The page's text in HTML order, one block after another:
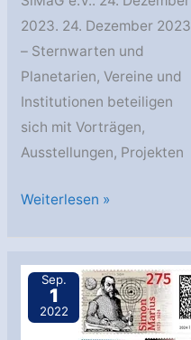
2023. 24. Dezember 2023
– Sternwarten und
Planetarien, Vereine und
Institutionen beteiligen
sich mit Vorträgen,
Ausstellungen, Projekten
„Simon
1624“
Weiterlesen »
Sep.
1
2022